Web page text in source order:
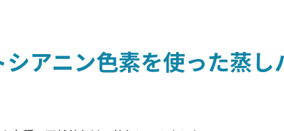
シアニン色素を使った蒸